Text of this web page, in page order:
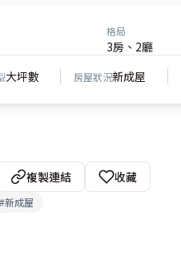
格局
3房、2廳
大坪數 房屋狀況新成屋
複製連結
收藏
#新成屋